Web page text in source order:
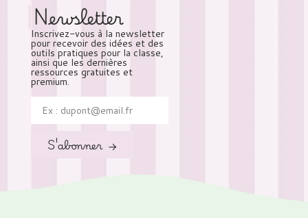
Newsletter
Inscrivez-vous à la newsletter
pour recevoir des idées et des
outils pratiques pour la classe,
ainsi que les dernières
ressources gratuites et
premium.
S'abonner →